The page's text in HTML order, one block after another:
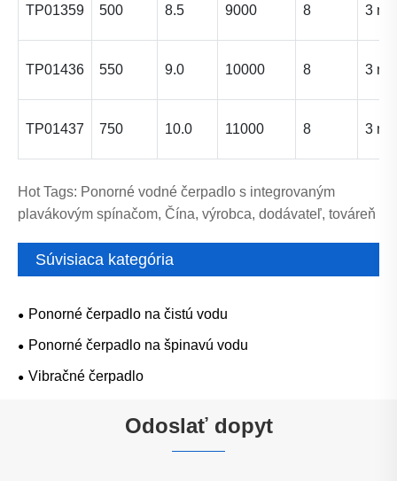
TP01359 500 8.5 9000 8 3
TP01436 550 9.0 10000 8 3
TP01437 750 10.0 11000 8 3
Hot Tags: Ponorné vodné čerpadlo s integrovaným
plavákovým spínačom, Čína, výrobca, dodávateľ, továreň
Súvisiaca kategória
Ponorné čerpadlo na čistú vodu
Ponorné čerpadlo na špinavú vodu
Vibračné čerpadlo
Odoslať dopyt